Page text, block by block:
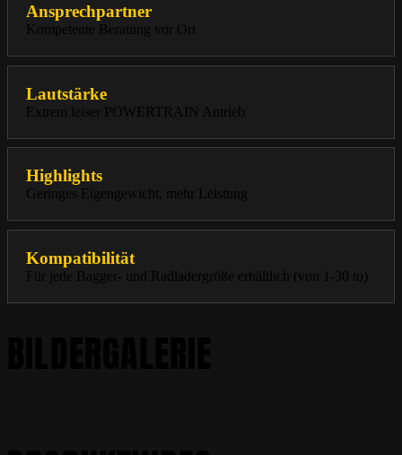
Ansprechpartner
Kompetente Beratung vor Ort
Lautstärke
Extrem leiser POWERTRAIN Antrieb
Highlights
Geringes Eigengewicht, mehr Leistung
Kompatibilität
Für jede Bagger- und Radladergröße erhältlich (von 1-30 to)